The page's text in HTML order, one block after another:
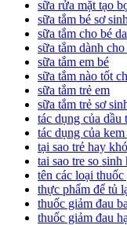
sữa rửa mặt tạo
sữa tắm bé sơ sinh
sữa tắm cho bé
sữa tắm dành
sữa tắm em bé
sữa tắm nào tốt
sữa tắm trẻ em
sữa tắm trẻ sơ
tác dụng của dầu
tác dụng của
tại sao trẻ hay
tai sao tre so
tên các loại
thực phẩm để tủ
thuốc giảm đau
thuốc giảm đau